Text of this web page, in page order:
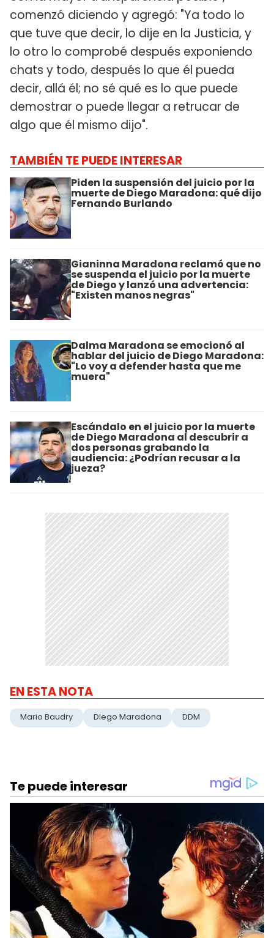
comenzó diciendo y agregó: "Ya todo lo
que tuve que decir, lo dije en la Justicia, y
lo otro lo comprobé después exponiendo
chats y todo, después lo que él pueda
decir, allá él; no sé qué es lo que puede
demostrar o puede llegar a retrucar de
algo que él mismo dijo".
TAMBIÉN TE PUEDE INTERESAR
Piden la suspensión del juicio por la
muerte de Diego Maradona: qué dijo
Fernando Burlando
Gianinna Maradona reclamó que no
se suspenda el juicio por la muerte
de Diego y lanzó una advertencia:
"Existen manos negras"
Dalma Maradona se emocionó al
hablar del juicio de Diego Maradona:
"Lo voy a defender hasta que me
muera"
Escándalo en el juicio por la muerte
de Diego Maradona al descubrir a
dos personas grabando la
audiencia: ¿Podrían recusar a la
jueza?
EN ESTA NOTA
Mario Baudry Diego Maradona DDM